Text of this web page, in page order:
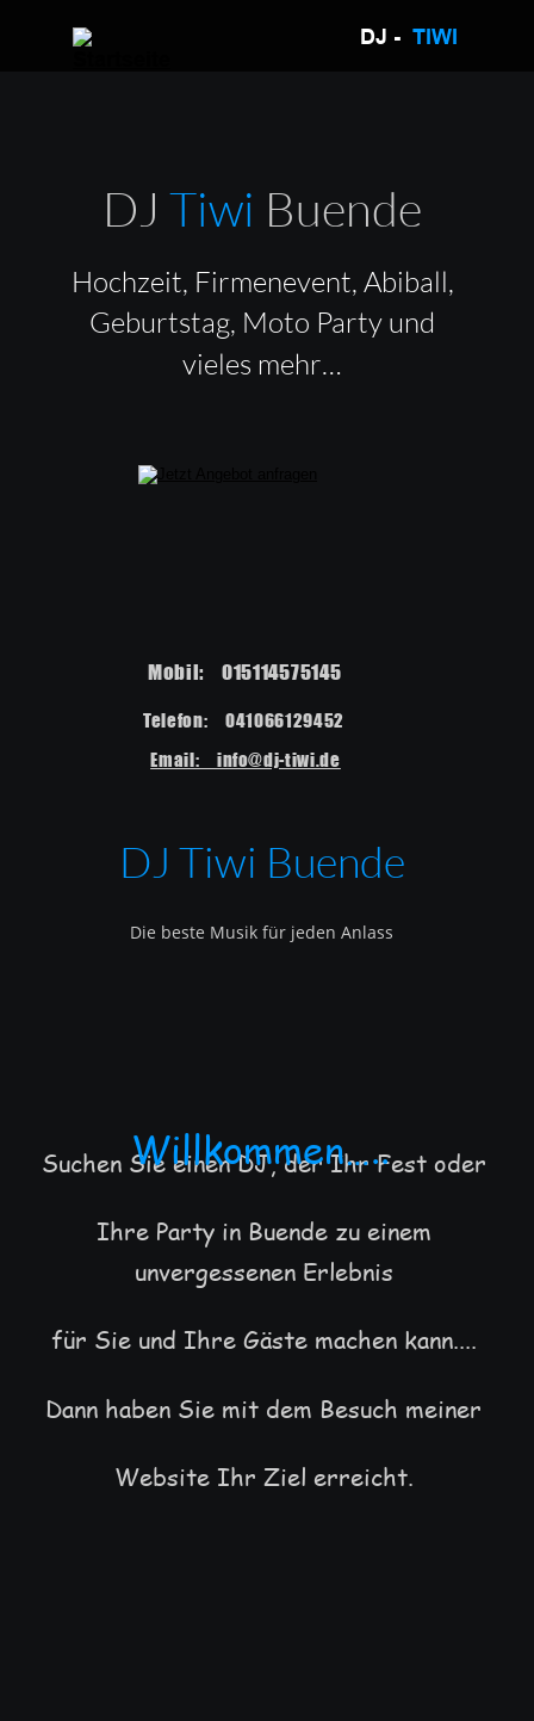
DJ Tiwi Buende
Die beste Musik für jeden Anlass
DJ Tiwi Buende
Hochzeit, Firmenevent, Abiball,
Geburtstag, Moto Party und
vieles mehr…
Suchen Sie einen DJ, der Ihr Fest oder
Ihre Party in Buende zu einem
unvergessenen Erlebnis
für Sie und Ihre Gäste machen kann....
Dann haben Sie mit dem Besuch meiner
Website Ihr Ziel erreicht.
Willkommen…..
Telefon:    041066129452
Mobil:    015114575145
Email:    info@dj-tiwi.de
DJ - TIWI